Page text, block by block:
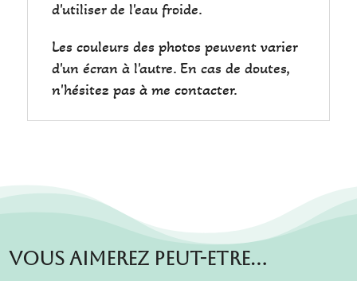
d'utiliser de l'eau froide.
Les couleurs des photos peuvent varier
d'un écran à l'autre. En cas de doutes,
n'hésitez pas à me contacter.
Vous aimerez peut-etre…